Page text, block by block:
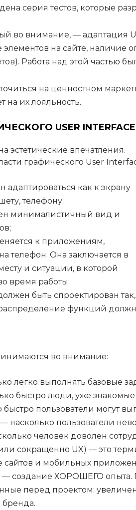
серия тестов, которые
во внимание, — адаптация
на сайте, наличие
Работа над этой частью
на ценностном
на их лояльность.
USER INTERFACE
эстетические впечатления.
графического User
адаптироваться как к экрану
телефону;
минималистичный вид и
к приложениям,
телефон. Она заключается в
и ситуации, в которой
время работы;
быть спроектирован
функций
во внимание:
легко выполнять базовые
быстро люди, уже
пользователи могут
насколько пользователи
человек доволен
сокращенно UX) — это
сайтов и мобильных
— создание ХОРОШЕГО
перед проектом: